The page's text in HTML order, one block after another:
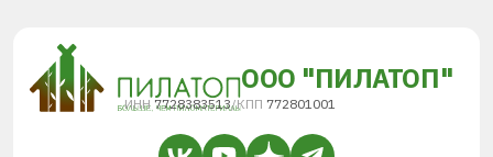
ООО "ПИЛАТОП"
ИНН 7728383513/КПП 772801001